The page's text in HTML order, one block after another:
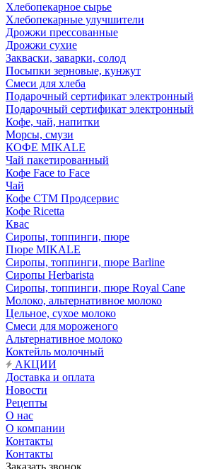
Хлебопекарное сырье
Хлебопекарные улучшители
Дрожжи прессованные
Дрожжи сухие
Закваски, заварки, солод
Посыпки зерновые, кунжут
Смеси для хлеба
Подарочный сертификат электронный
Подарочный сертификат электронный
Кофе, чай, напитки
Морсы, смузи
КОФЕ MIKALE
Чай пакетированный
Кофе Face to Face
Чай
Кофе СТМ Продсервис
Кофе Ricetta
Квас
Сиропы, топпинги, пюре
Пюре MIKALE
Сиропы, топпинги, пюре Barline
Сиропы Herbarista
Сиропы, топпинги, пюре Royal Cane
Молоко, альтернативное молоко
Цельное, сухое молоко
Смеси для мороженого
Альтернативное молоко
Коктейль молочный
АКЦИИ
Доставка и оплата
Новости
Рецепты
О нас
О компании
Контакты
Контакты
Заказать звонок